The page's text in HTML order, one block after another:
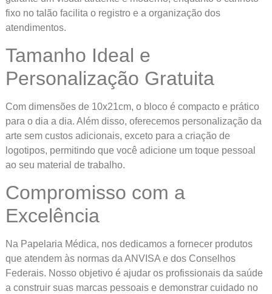
fixo no talão facilita o registro e a organização dos
atendimentos.
Tamanho Ideal e
Personalização Gratuita
Com dimensões de 10x21cm, o bloco é compacto e prático
para o dia a dia. Além disso, oferecemos personalização da
arte sem custos adicionais, exceto para a criação de
logotipos, permitindo que você adicione um toque pessoal
ao seu material de trabalho.
Compromisso com a
Excelência
Na Papelaria Médica, nos dedicamos a fornecer produtos
que atendem às normas da ANVISA e dos Conselhos
Federais. Nosso objetivo é ajudar os profissionais da saúde
a construir suas marcas pessoais e demonstrar cuidado no